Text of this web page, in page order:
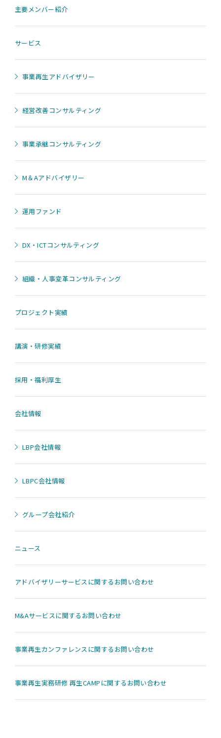
主要メンバー紹介
サービス
事業再生アドバイザリー
経営改善コンサルティング
事業承継コンサルティング
M＆Aアドバイザリー
運用ファンド
DX・ICTコンサルティング
組織・人事変革コンサルティング
プロジェクト実績
講演・研修実績
採用・福利厚生
会社情報
LBP会社情報
LBPC会社情報
グループ会社紹介
ニュース
アドバイザリーサービスに関するお問い合わせ
M&Aサービスに関するお問い合わせ
事業再生カンファレンスに関するお問い合わせ
事業再生実務研修 再生CAMPに関するお問い合わせ